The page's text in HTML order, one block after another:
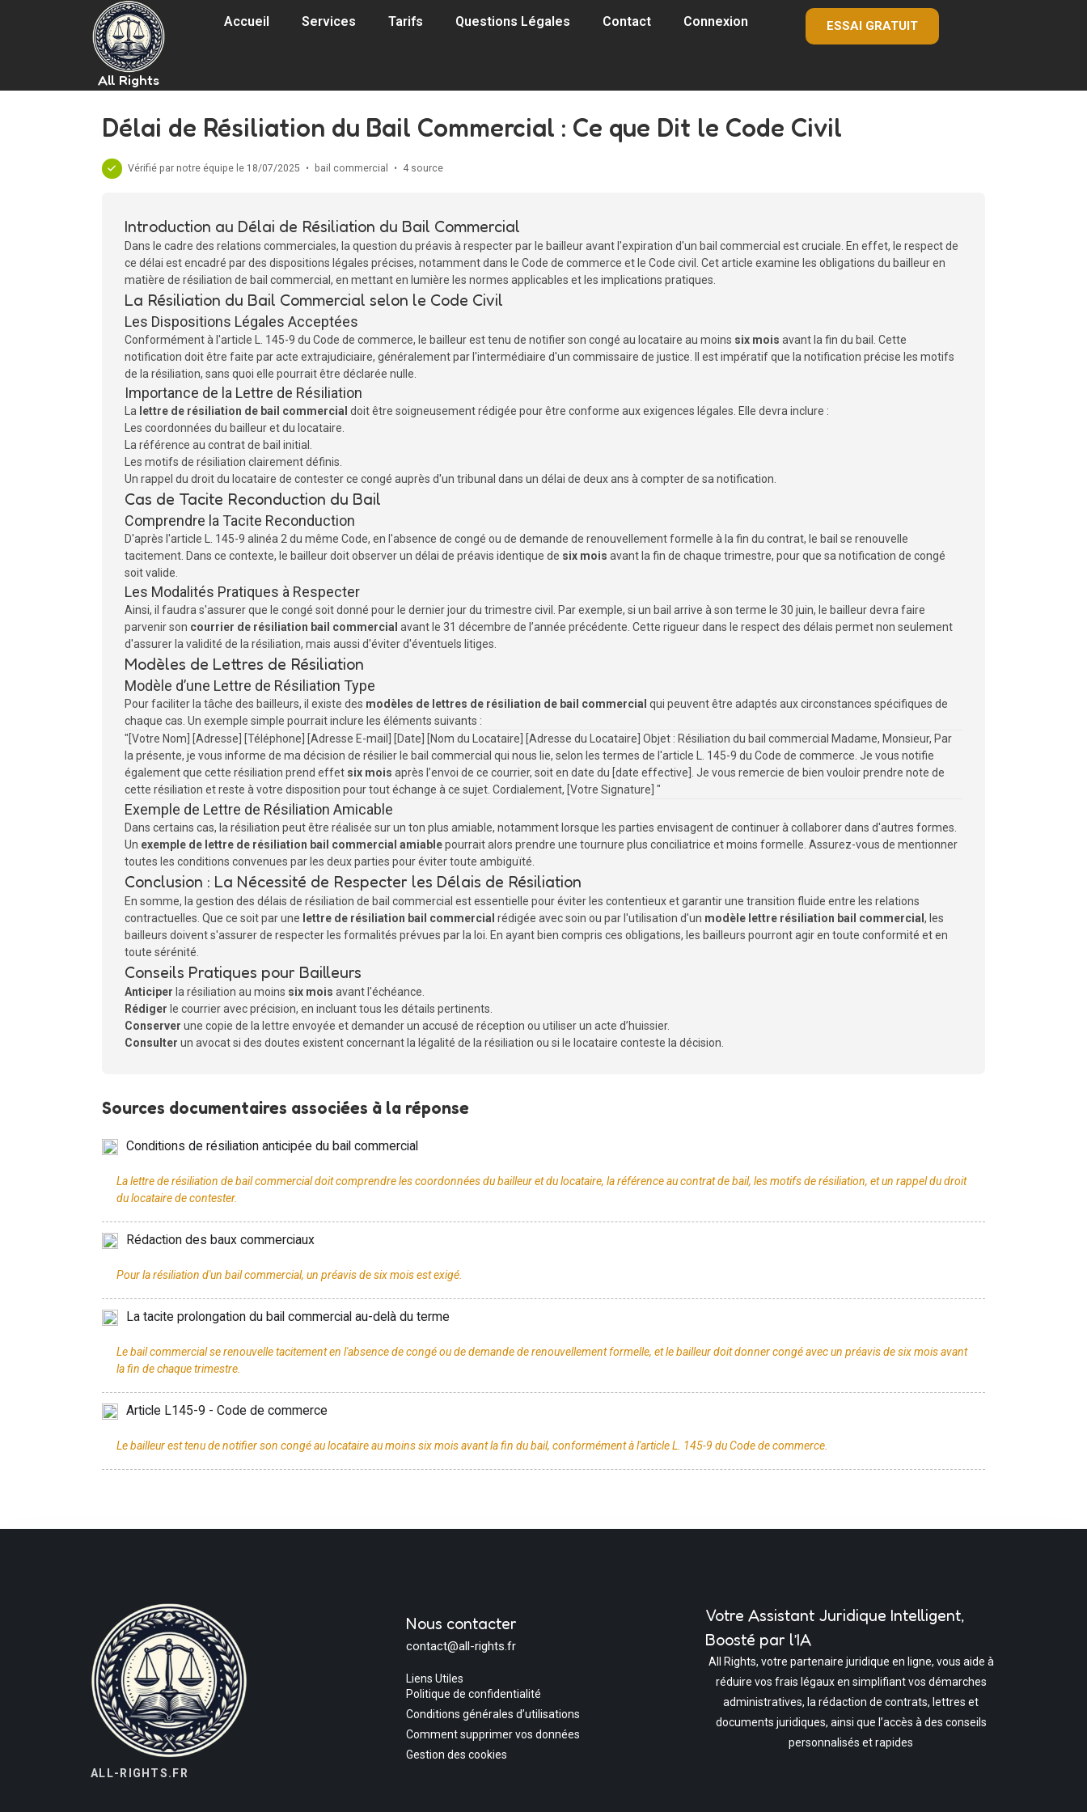
All Rights
Accueil Services Tarifs Questions Légales Contact Connexion ESSAI GRATUIT
Délai de Résiliation du Bail Commercial : Ce que Dit le Code Civil
Vérifié par notre équipe le 18/07/2025 • bail commercial • 4 source
Introduction au Délai de Résiliation du Bail Commercial
Dans le cadre des relations commerciales, la question du préavis à respecter par le bailleur avant l'expiration d'un bail commercial est cruciale. En effet, le respect de
ce délai est encadré par des dispositions légales précises, notamment dans le Code de commerce et le Code civil. Cet article examine les obligations du bailleur en
matière de résiliation de bail commercial, en mettant en lumière les normes applicables et les implications pratiques.
La Résiliation du Bail Commercial selon le Code Civil
Les Dispositions Légales Acceptées
Conformément à l'article L. 145-9 du Code de commerce, le bailleur est tenu de notifier son congé au locataire au moins six mois avant la fin du bail. Cette
notification doit être faite par acte extrajudiciaire, généralement par l'intermédiaire d'un commissaire de justice. Il est impératif que la notification précise les motifs
de la résiliation, sans quoi elle pourrait être déclarée nulle.
Importance de la Lettre de Résiliation
La lettre de résiliation de bail commercial doit être soigneusement rédigée pour être conforme aux exigences légales. Elle devra inclure :
Les coordonnées du bailleur et du locataire.
La référence au contrat de bail initial.
Les motifs de résiliation clairement définis.
Un rappel du droit du locataire de contester ce congé auprès d'un tribunal dans un délai de deux ans à compter de sa notification.
Cas de Tacite Reconduction du Bail
Comprendre la Tacite Reconduction
D'après l'article L. 145-9 alinéa 2 du même Code, en l'absence de congé ou de demande de renouvellement formelle à la fin du contrat, le bail se renouvelle
tacitement. Dans ce contexte, le bailleur doit observer un délai de préavis identique de six mois avant la fin de chaque trimestre, pour que sa notification de congé
soit valide.
Les Modalités Pratiques à Respecter
Ainsi, il faudra s'assurer que le congé soit donné pour le dernier jour du trimestre civil. Par exemple, si un bail arrive à son terme le 30 juin, le bailleur devra faire
parvenir son courrier de résiliation bail commercial avant le 31 décembre de l’année précédente. Cette rigueur dans le respect des délais permet non seulement
d'assurer la validité de la résiliation, mais aussi d'éviter d'éventuels litiges.
Modèles de Lettres de Résiliation
Modèle d’une Lettre de Résiliation Type
Pour faciliter la tâche des bailleurs, il existe des modèles de lettres de résiliation de bail commercial qui peuvent être adaptés aux circonstances spécifiques de
chaque cas. Un exemple simple pourrait inclure les éléments suivants :
"[Votre Nom] [Adresse] [Téléphone] [Adresse E-mail] [Date] [Nom du Locataire] [Adresse du Locataire] Objet : Résiliation du bail commercial Madame, Monsieur, Par
la présente, je vous informe de ma décision de résilier le bail commercial qui nous lie, selon les termes de l'article L. 145-9 du Code de commerce. Je vous notifie
également que cette résiliation prend effet six mois après l’envoi de ce courrier, soit en date du [date effective]. Je vous remercie de bien vouloir prendre note de
cette résiliation et reste à votre disposition pour tout échange à ce sujet. Cordialement, [Votre Signature] "
Exemple de Lettre de Résiliation Amicable
Dans certains cas, la résiliation peut être réalisée sur un ton plus amiable, notamment lorsque les parties envisagent de continuer à collaborer dans d'autres formes.
Un exemple de lettre de résiliation bail commercial amiablepourrait alors prendre une tournure plus conciliatrice et moins formelle. Assurez-vous de mentionner
toutes les conditions convenues par les deux parties pour éviter toute ambiguïté.
Conclusion : La Nécessité de Respecter les Délais de Résiliation
En somme, la gestion des délais de résiliation de bail commercial est essentielle pour éviter les contentieux et garantir une transition fluide entre les relations
contractuelles. Que ce soit par une lettre de résiliation bail commercial rédigée avec soin ou par l'utilisation d'un modèle lettre résiliation bail commercial , les
bailleurs doivent s'assurer de respecter les formalités prévues par la loi. En ayant bien compris ces obligations, les bailleurs pourront agir en toute conformité et en
toute sérénité.
Conseils Pratiques pour Bailleurs
Anticiper la résiliation au moins six mois avant l'échéance.
Rédiger le courrier avec précision, en incluant tous les détails pertinents.
Conserver une copie de la lettre envoyée et demander un accusé de réception ou utiliser un acte d’huissier.
Consulter un avocat si des doutes existent concernant la légalité de la résiliation ou si le locataire conteste la décision.
Sources documentaires associées à la réponse
Conditions de résiliation anticipée du bail commercial
La lettre de résiliation de bail commercial doit comprendre les coordonnées du bailleur et du locataire, la référence au contrat de bail, les motifs de résiliation, et un rappel du droit
Rédaction des baux commerciaux
La tacite prolongation du bail commercial au-delà du terme
Le bail commercial se renouvelle tacitement en l'absence de congé ou de demande de renouvellement formelle, et le bailleur doit donner congé avec un préavis de six mois avant
Article L145-9 - Code de commerce
ALL-RIGHTS.FR
Nous contacter
contact@all-rights.fr
Liens Utiles
Politique de confidentialité
Conditions générales d’utilisations
Comment supprimer vos données
Gestion des cookies
Votre Assistant Juridique Intelligent,
Boosté par l’IA
All Rights, votre partenaire juridique en ligne, vous aide à
réduire vos frais légaux en simplifiant vos démarches
administratives, la rédaction de contrats, lettres et
documents juridiques, ainsi que l’accès à des conseils
personnalisés et rapides